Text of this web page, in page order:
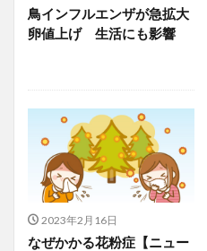
鳥インフルエンザが急拡大
卵値上げ 生活にも影響
2023年2月16日
なぜかかる花粉症【ニュー